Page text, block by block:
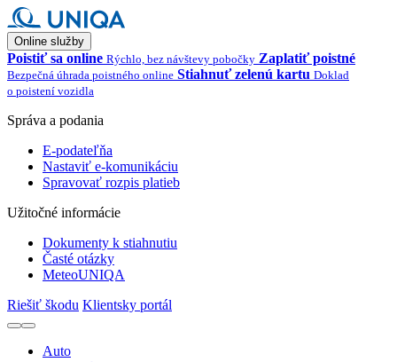
Online služby
Poistiť sa online Rýchlo, bez návštevy pobočky Zaplatiť poistné
Bezpečná úhrada poistného online Stiahnuť zelenú kartu Doklad
o poistení vozidla
Správa a podania
E-podateľňa
Nastaviť e-komunikáciu
Spravovať rozpis platieb
Užitočné informácie
Dokumenty k stiahnutiu
Časté otázky
MeteoUNIQA
Riešiť škodu Klientsky portál
Auto